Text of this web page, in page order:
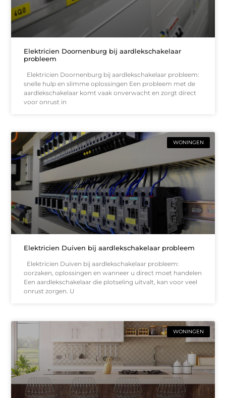
Elektricien Doornenburg bij aardlekschakelaar
probleem
Elektricien Doornenburg bij aardlekschakelaar probleem:
snelle hulp en slimme oplossingen Een probleem met de
aardlekschakelaar komt vaak onverwacht en zorgt direct
voor onrust in
WONINGEN
Elektricien Duiven bij aardlekschakelaar probleem
Elektricien Duiven bij aardlekschakelaar probleem:
oorzaken, oplossingen en wanneer u direct moet handelen
Een aardlekschakelaar die plotseling uitvalt, kan voor veel
onrust zorgen. U
WONINGEN